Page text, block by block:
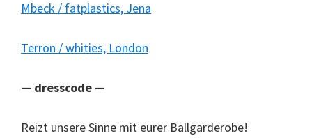
Mbeck / fatplastics, Jena
Terron / whities, London
— dresscode —
Reizt unsere Sinne mit eurer Ballgarderobe!